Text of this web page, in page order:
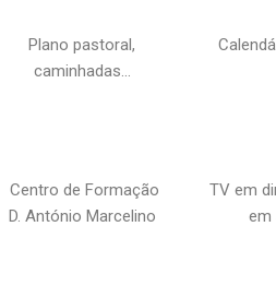
Plano pastoral,
caminhadas…
Centro de Formação
D. António Marcelino
TV em
em